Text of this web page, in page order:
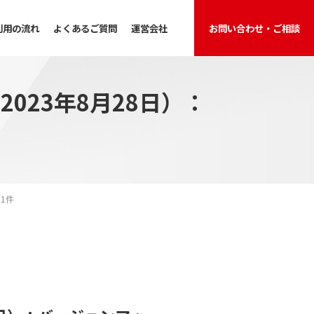
用の流れ よくあるご質問 運営会社 お問い合わせ・ご相談
年8月28日）：
件